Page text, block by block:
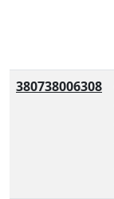
380738006308